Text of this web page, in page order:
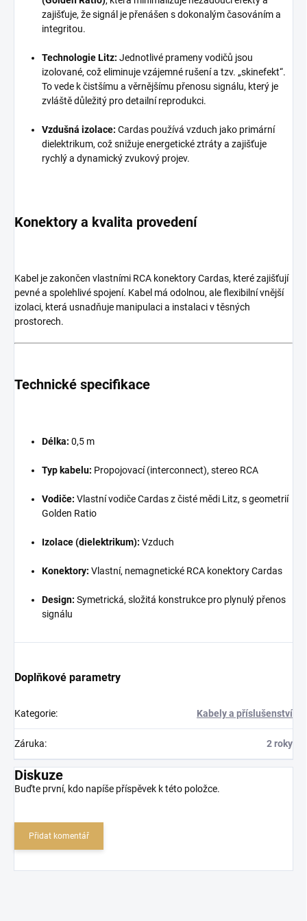
zajišťuje, že signál je přenášen s dokonalým časováním a
integritou.
Technologie Litz: Jednotlivé prameny vodičů jsou
izolované, což eliminuje vzájemné rušení a tzv. „skinefekt“.
To vede k čistšímu a věrnějšímu přenosu signálu, který je
zvláště důležitý pro detailní reprodukci.
Vzdušná izolace: Cardas používá vzduch jako primární
dielektrikum, což snižuje energetické ztráty a zajišťuje
rychlý a dynamický zvukový projev.
Konektory a kvalita provedení
Kabel je zakončen vlastními RCA konektory Cardas, které zajišťují
pevné a spolehlivé spojení. Kabel má odolnou, ale flexibilní vnější
izolaci, která usnadňuje manipulaci a instalaci v těsných
prostorech.
Technické specifikace
Délka: 0,5 m
Typ kabelu: Propojovací (interconnect), stereo RCA
Vodiče: Vlastní vodiče Cardas z čisté mědi Litz, s geometrií
Golden Ratio
Izolace (dielektrikum): Vzduch
Konektory: Vlastní, nemagnetické RCA konektory Cardas
Design: Symetrická, složitá konstrukce pro plynulý přenos
signálu
Doplňkové parametry
Kategorie: Kabely a příslušenství
Záruka: 2 roky
Diskuze
Buďte první, kdo napíše příspěvek k této položce.
Přidat komentář